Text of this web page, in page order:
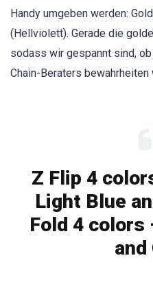
Handy umgeben werden:
(Hellviolett). Gerade die
sodass wir gespannt sind,
Chain-Beraters bewahrheiten
Z Flip 4
Light Blue
Fold 4 colors
and